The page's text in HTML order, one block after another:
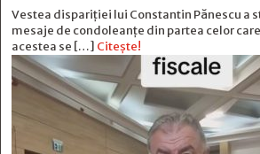
Vestea dispariției lui Constantin Pănescu a
mesaje de condoleanțe din partea celor
acestea se […] Citește!